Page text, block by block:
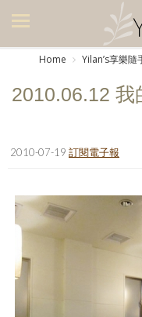
美食集
生活風
日記簿
餐桌週記
Home Yilanʼs享樂隨
2010.06.12 我
2010-07-19 訂閱電子報